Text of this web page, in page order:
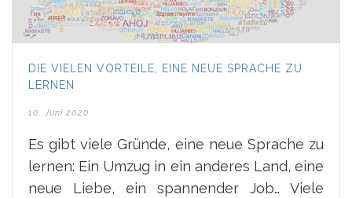
DIE VIELEN VORTEILE, EINE NEUE SPRACHE ZU
LERNEN
10. Juni 2020
Es gibt viele Gründe, eine neue Sprache zu
lernen: Ein Umzug in ein anderes Land, eine
neue Liebe, ein spannender Job… Viele